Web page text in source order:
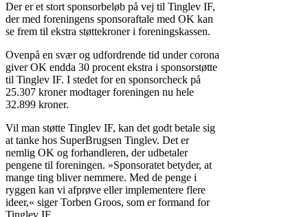
Der er et stort sponsorbeløb på vej til Tinglev IF,
der med foreningens sponsoraftale med OK kan
se frem til ekstra støttekroner i foreningskassen.
Ovenpå en svær og udfordrende tid under corona
giver OK endda 30 procent ekstra i sponsorstøtte
til Tinglev IF. I stedet for en sponsorcheck på
25.307 kroner modtager foreningen nu hele
32.899 kroner.
Vil man støtte Tinglev IF, kan det godt betale sig
at tanke hos SuperBrugsen Tinglev. Det er
nemlig OK og forhandleren, der udbetaler
pengene til foreningen. »Sponsoratet betyder, at
mange ting bliver nemmere. Med de penge i
ryggen kan vi afprøve eller implementere flere
ideer,« siger Torben Groos, som er formand for